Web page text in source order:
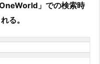
」での検索時
る。